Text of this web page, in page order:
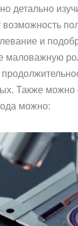
детально
возможность
и
маловажную
Также можно
можно: